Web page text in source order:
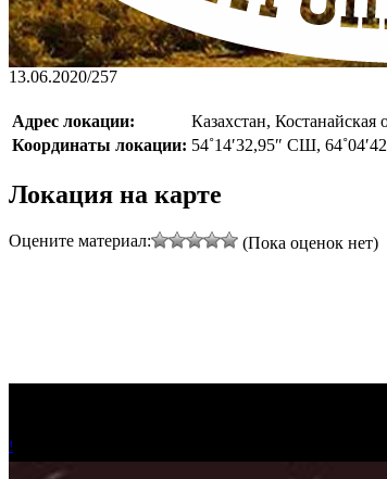
13.06.2020/257
Адрес локации:
Казахстан,
Координаты локации: 54˚14′32,95″ СШ,
Локация на карте
Оцените материал: (Пока оценок нет)
!